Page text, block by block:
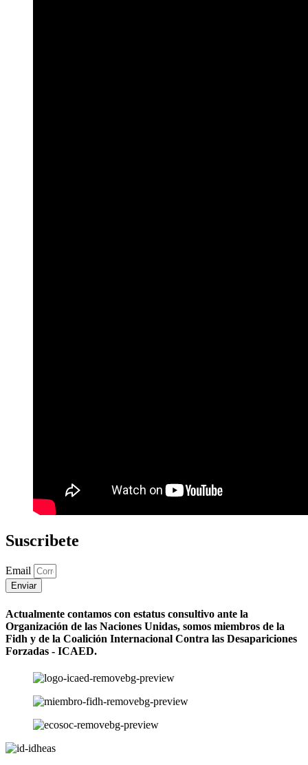
Suscribete
Email
Enviar
Actualmente contamos con estatus consultivo ante la
Organización de las Naciones Unidas, somos miembros de la
Fidh y de la Coalición Internacional Contra las Desapariciones
Forzadas - ICAED.